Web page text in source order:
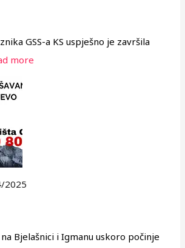
GSS-a KS uspješno je završila
more
2025
Bjelašnici i Igmanu uskoro počinje